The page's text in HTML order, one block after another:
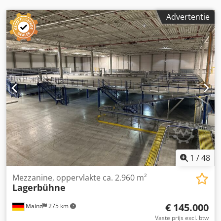
2025,00 m²) Nuttige belasting: 250 kg/m²
Verdiepinghoogte: 2,60 m - begane grond 3,00 m - 1e
verdieping Totale bouwhoogte: 5,60 m
Advertentie
1 /48
Mainz 275 km
Mezzanine, oppervlakte ca. 2.960 m²
Lagerbühne
€ 145.000
Vaste prijs excl. btw